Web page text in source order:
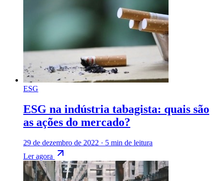
ESG
ESG na indústria tabagista: quais são
as ações do mercado?
29 de dezembro de 2022 · 5 min de leitura
Ler agora